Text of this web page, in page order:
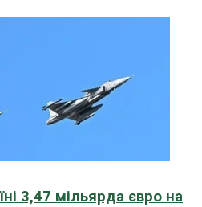
3,47 мільярда євро на